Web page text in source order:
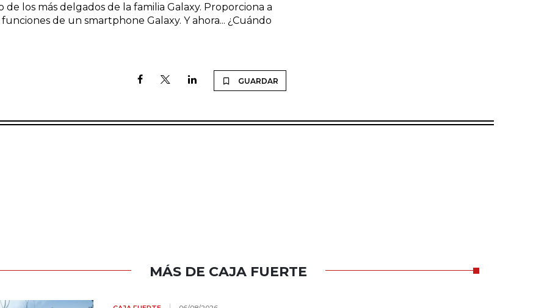
los más delgados de la familia Galaxy. Proporciona a
de un smartphone Galaxy. Y ahora... ¿Cuándo
GUARDAR
MÁS DE CAJA FUERTE